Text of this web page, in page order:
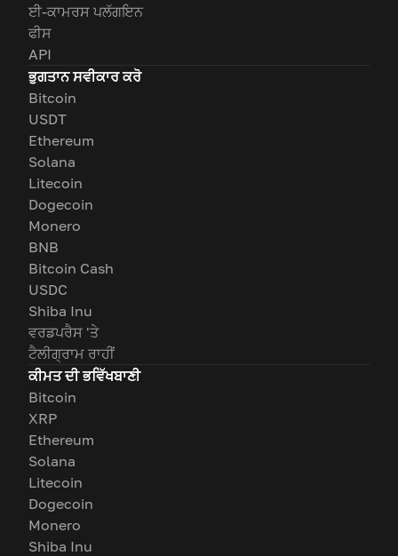
ਈ-ਕਾਮਰਸ ਪਲੱਗਇਨ
ਫੀਸ
API
ਭੁਗਤਾਨ ਸਵੀਕਾਰ ਕਰੋ
Bitcoin
USDT
Ethereum
Solana
Litecoin
Dogecoin
Monero
BNB
Bitcoin Cash
USDC
Shiba Inu
ਵਰਡਪਰੈਸ 'ਤੇ
ਟੈਲੀਗ੍ਰਾਮ ਰਾਹੀਂ
ਕੀਮਤ ਦੀ ਭਵਿੱਖਬਾਣੀ
Bitcoin
XRP
Ethereum
Solana
Litecoin
Dogecoin
Monero
Shiba Inu